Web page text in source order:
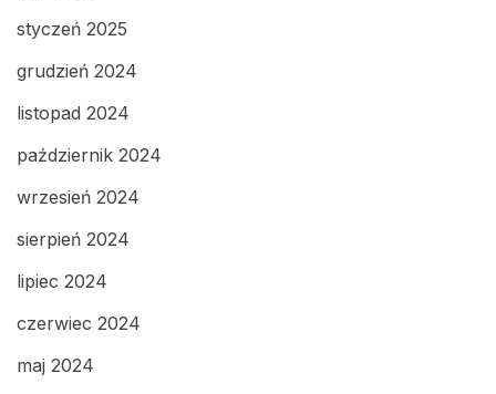
styczeń 2025
grudzień 2024
listopad 2024
październik 2024
wrzesień 2024
sierpień 2024
lipiec 2024
czerwiec 2024
maj 2024